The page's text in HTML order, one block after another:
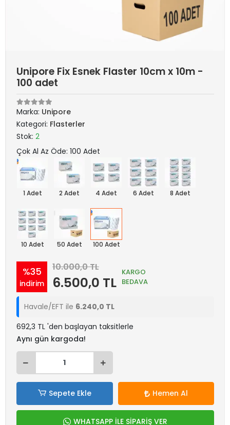
Unipore Fix Esnek Flaster 10cm x 10m -
100 adet
Marka: Unipore
Kategori: Flasterler
Stok: 2
Çok Al Az Öde: 100 Adet
1 Adet 2 Adet 4 Adet 6 Adet 8 Adet
10 Adet 50 Adet 100 Adet
%35
indirim
10.000,0 TL
6.500,0 TL
KARGO
BEDAVA
Havale/EFT ile 6.240,0 TL
692,3 TL 'den başlayan taksitlerle
Aynı gün kargoda!
Sepete Ekle Hemen Al
WHATSAPP İLE SİPARİŞ VER